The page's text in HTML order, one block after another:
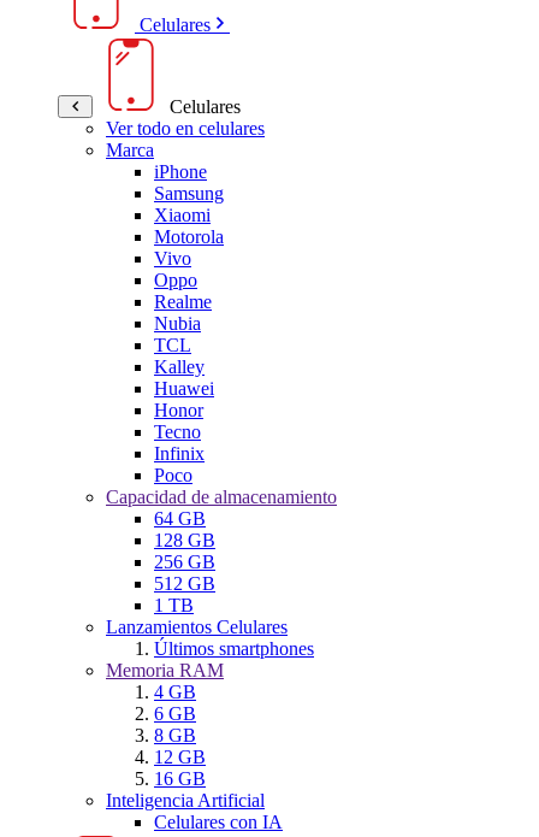
Celulares
Celulares
Ver todo en celulares
Marca
iPhone
Samsung
Xiaomi
Motorola
Vivo
Oppo
Realme
Nubia
TCL
Kalley
Huawei
Honor
Tecno
Infinix
Poco
Capacidad de almacenamiento
64 GB
128 GB
256 GB
512 GB
1 TB
Lanzamientos Celulares
Últimos smartphones
Memoria RAM
4 GB
6 GB
8 GB
12 GB
16 GB
Inteligencia Artificial
Celulares con IA